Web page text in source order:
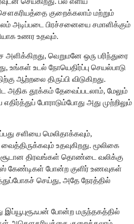
குறைக்கலாம் மற்றும்
அடிப்படை பிரச்சனையை சமாளிக்கும்
உணர உதவும்.
வெறுமனே ஒரு பரிந்துரை
உங்கள் உடல் நோயெதிர்ப்பு செயல்பாடு
ஆற்றலை திருப்பி விடுகிறது.
அதிக தூக்கம் தேவைப்படலாம், மேலும்
போராடும்போது அது முற்றிலும்
சளியை மெலிதாக்கவும்,
உதவுகிறது. மூலிகை
சூடான திரவங்கள் தொண்டை வலிக்கு
கேண்டிகள் போன்ற குளிர் உணவுகள்
செய்து, அதே நேரத்தில்
போன்ற மருந்தகத்தில்